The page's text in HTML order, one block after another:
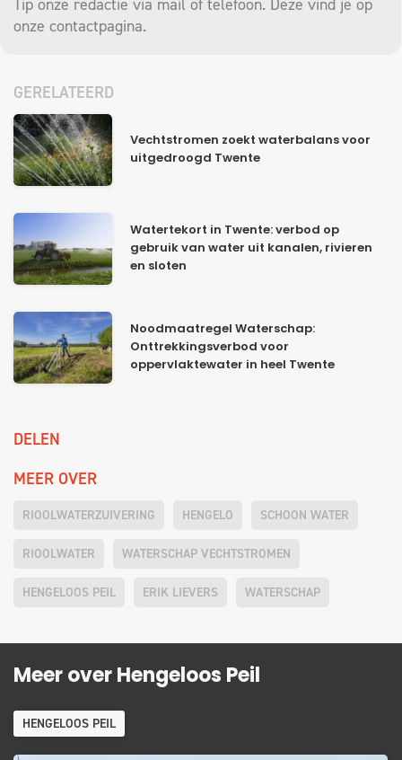
Tip onze redactie via mail of telefoon. Deze vind je op
onze contactpagina.
GERELATEERD
Vechtstromen zoekt waterbalans voor
uitgedroogd Twente
Watertekort in Twente: verbod op
gebruik van water uit kanalen, rivieren
en sloten
Noodmaatregel Waterschap:
Onttrekkingsverbod voor
oppervlaktewater in heel Twente
DELEN
MEER OVER
RIOOLWATERZUIVERING HENGELO SCHOON WATER
RIOOLWATER WATERSCHAP VECHTSTROMEN
HENGELOOS PEIL ERIK LIEVERS WATERSCHAP
Meer over Hengeloos Peil
HENGELOOS PEIL